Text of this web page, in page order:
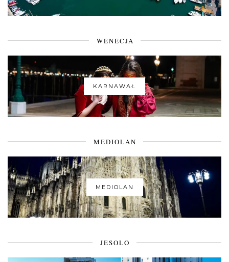
WENECJA
KARNAWAŁ
MEDIOLAN
MEDIOLAN
JESOLO